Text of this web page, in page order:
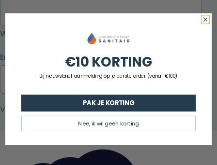
We houden het graag persoonlijk
Email €10 KORTING
Bij nieuwsbrief aanmelding op je eerste order (vanaf €100)
PAK JE KORTING
Nee, ik wil geen korting